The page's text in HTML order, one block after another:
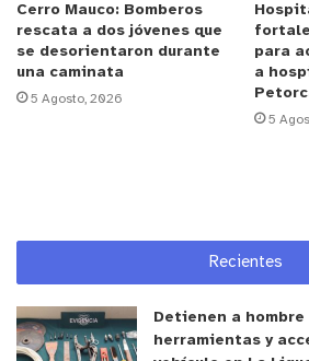
descrito cepas altamente
que causan el 90% de las
aún no se ha observado en
Anuncio Patrocinado
algunos virus de la influenza
y propagado a otros
lobos marinos y chungungos.
emergencia por influenza
Cerro Mauco: Bomberos
rescata a dos jóvenes que
se desorientaron durante
una caminata
5 Agosto, 2026
para
a
5
Recientes
Detienen a
herramientas y